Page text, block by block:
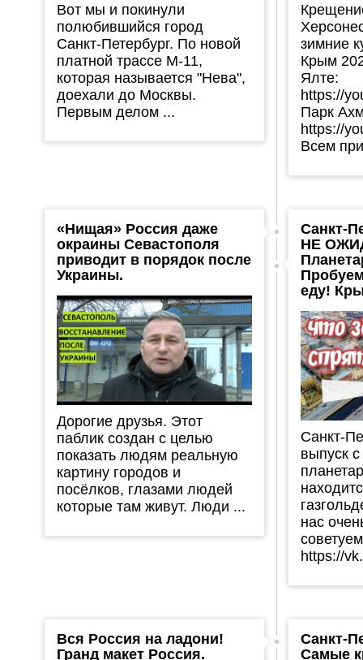
зимние
Крым
Ялте:
https://
Парк
https://
Всем
Вот мы и покинули
полюбившийся город
Санкт-Петербург. По новой
платной трассе М-11,
которая называется "Нева",
доехали до Москвы.
Первым делом ...
Санкт-
НЕ
еду!
Санкт-
выпуск
нас
https://
«Нищая» Россия даже
окраины Севастополя
приводит в порядок после
Украины.
Дорогие друзья. Этот
паблик создан с целью
показать людям реальную
картину городов и
посёлков, глазами людей
которые там живут. Люди ...
Санкт-
Самые
Вся Россия на ладони!
Гранд макет Россия.